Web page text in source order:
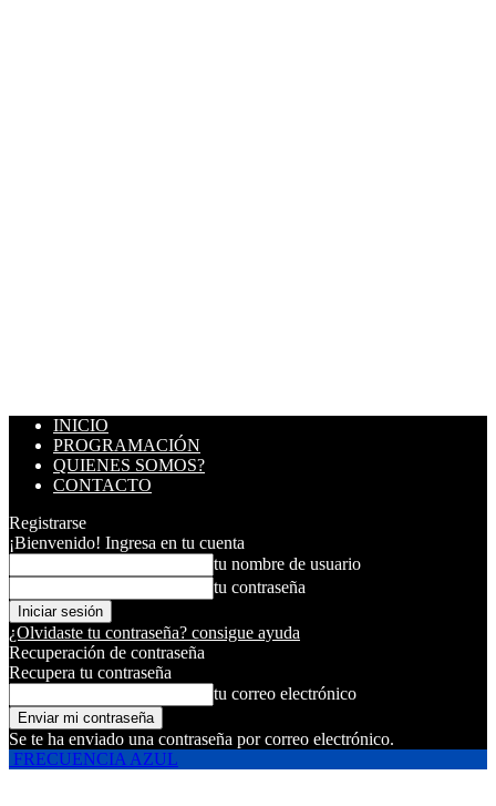
INICIO
PROGRAMACIÓN
QUIENES SOMOS?
CONTACTO
Registrarse
¡Bienvenido! Ingresa en tu cuenta
tu nombre de usuario
tu contraseña
¿Olvidaste tu contraseña? consigue ayuda
Recuperación de contraseña
Recupera tu contraseña
tu correo electrónico
Se te ha enviado una contraseña por correo electrónico.
FRECUENCIA AZUL